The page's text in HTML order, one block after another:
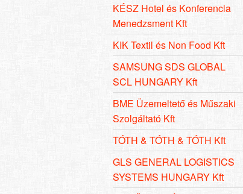
KÉSZ Hotel és Konferencia
Menedzsment Kft
KIK Textil és Non Food Kft
SAMSUNG SDS GLOBAL
SCL HUNGARY Kft
BME Üzemeltető és Műszaki
Szolgáltató Kft
TÓTH & TÓTH & TÓTH Kft
GLS GENERAL LOGISTICS
SYSTEMS HUNGARY Kft